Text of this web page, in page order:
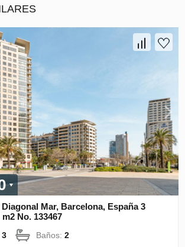
Mar, Barcelona, España 3
No. 133467
3 Baños:2